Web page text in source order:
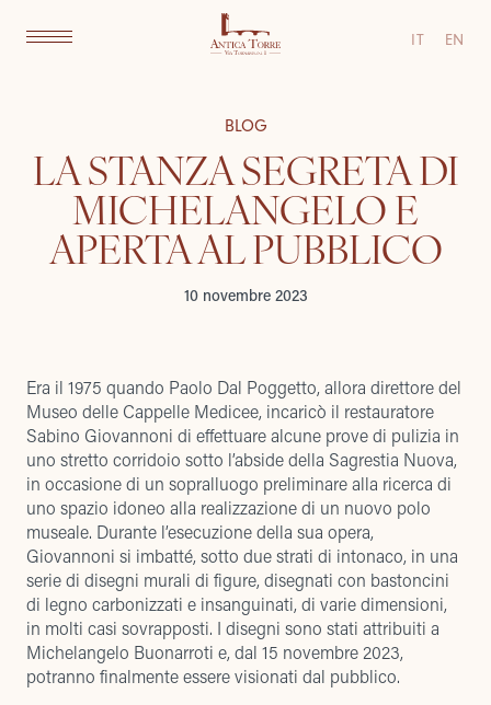
IT EN
BLOG
LA STANZA SEGRETA DI
MICHELANGELO E
APERTA AL PUBBLICO
10 novembre 2023
Era il 1975 quando Paolo Dal Poggetto, allora direttore del
Museo delle Cappelle Medicee, incaricò il restauratore
Sabino Giovannoni di effettuare alcune prove di pulizia in
uno stretto corridoio sotto l’abside della Sagrestia Nuova,
in occasione di un sopralluogo preliminare alla ricerca di
uno spazio idoneo alla realizzazione di un nuovo polo
museale. Durante l’esecuzione della sua opera,
Giovannoni si imbatté, sotto due strati di intonaco, in una
serie di disegni murali di figure, disegnati con bastoncini
di legno carbonizzati e insanguinati, di varie dimensioni,
in molti casi sovrapposti. I disegni sono stati attribuiti a
Michelangelo Buonarroti e, dal 15 novembre 2023,
potranno finalmente essere visionati dal pubblico.